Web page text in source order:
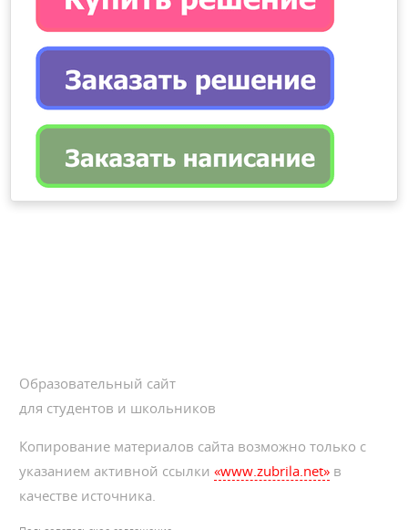
Образовательный сайт
для студентов и школьников
Копирование материалов сайта возможно только с
указанием активной ссылки«www.zubrila.net» в
качестве источника.